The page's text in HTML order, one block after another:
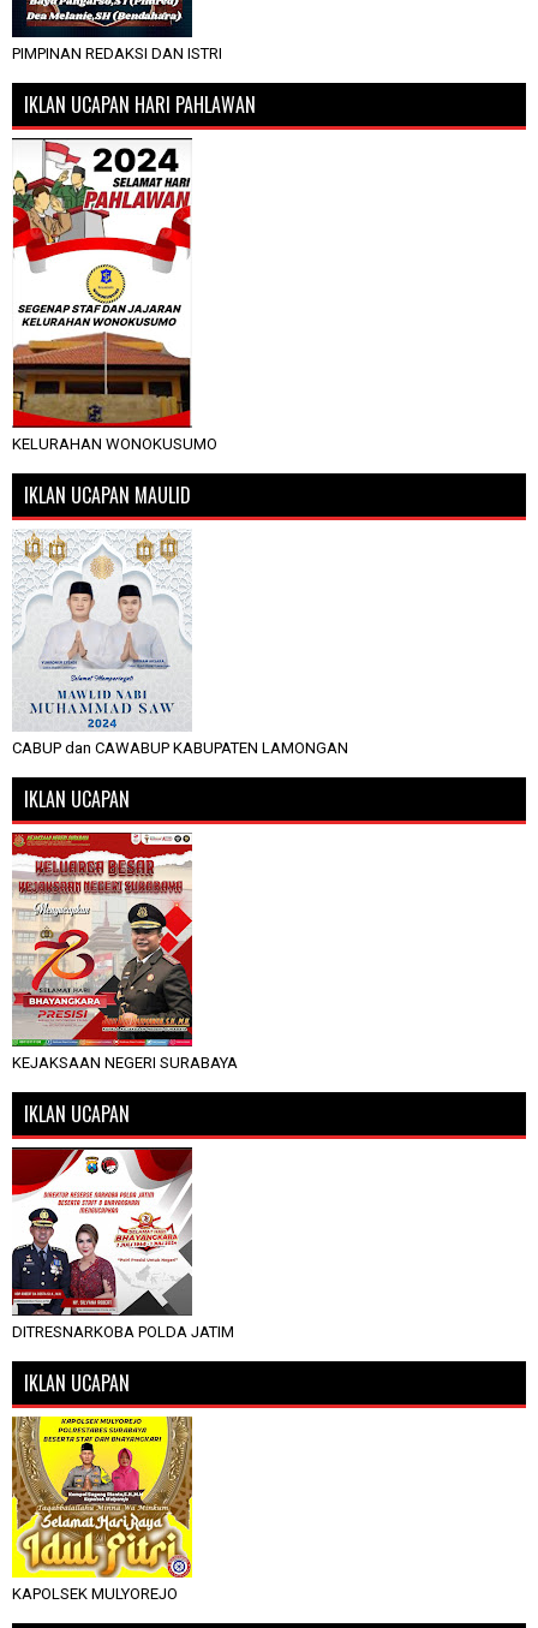
PIMPINAN REDAKSI DAN ISTRI
IKLAN UCAPAN HARI PAHLAWAN
KELURAHAN WONOKUSUMO
IKLAN UCAPAN MAULID
CABUP dan CAWABUP KABUPATEN LAMONGAN
IKLAN UCAPAN
KEJAKSAAN NEGERI SURABAYA
IKLAN UCAPAN
DITRESNARKOBA POLDA JATIM
IKLAN UCAPAN
KAPOLSEK MULYOREJO